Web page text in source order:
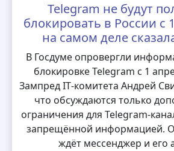
Telegram не будут
блокировать в России с
на самом деле
В Госдуме опровергли
блокировке Telegram с 1
Зампред IT‑комитета Андрей
что обсуждаются только
ограничения для
запрещённой информацией.
ждёт мессенджер и его